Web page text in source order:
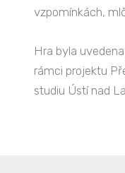
vzpomínkách,
Hra byla
rámci projektu
studiu Ústí nad